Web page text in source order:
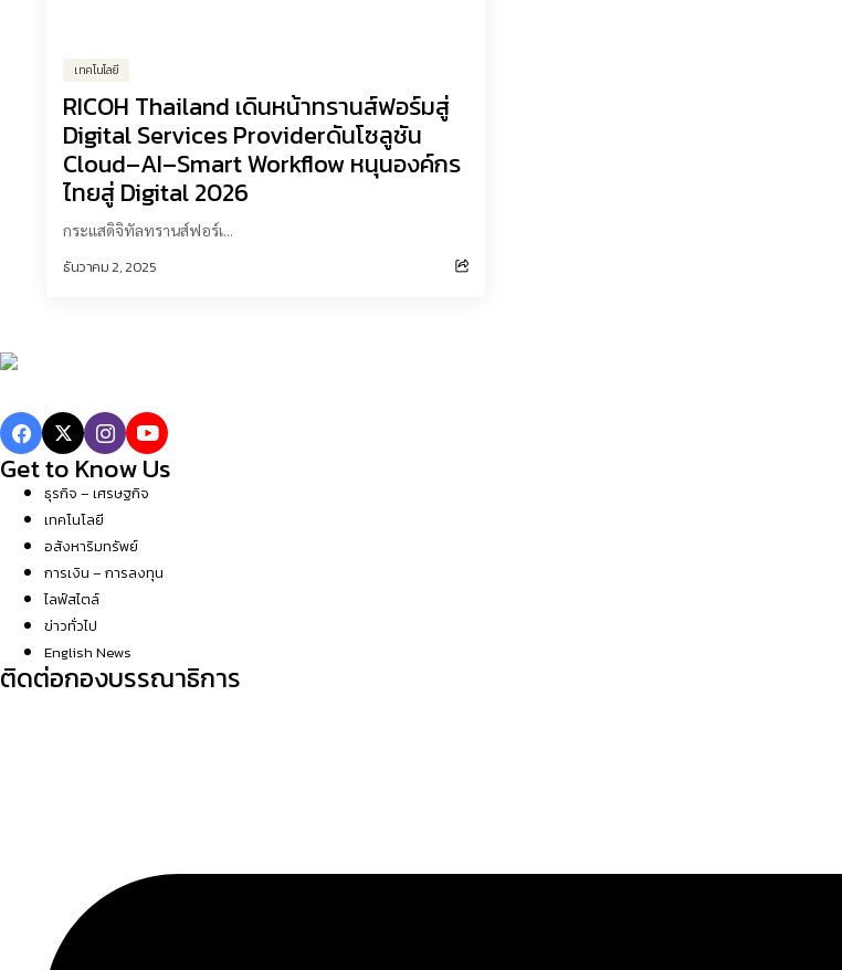
เทคโนโลยี
RICOH Thailand เดินหน้าทรานส์ฟอร์มสู่
Digital Services Providerดันโซลูชัน
Cloud–AI–Smart Workflow หนุนองค์กร
ไทยสู่ Digital 2026
กระแสดิจิทัลทรานส์ฟอร์เ...
ธันวาคม 2, 2025
Get to Know Us
ธุรกิจ – เศรษฐกิจ
เทคโนโลยี
อสังหาริมทรัพย์
การเงิน – การลงทุน
ไลฟ์สไตล์
ข่าวทั่วไป
English News
ติดต่อกองบรรณาธิการ